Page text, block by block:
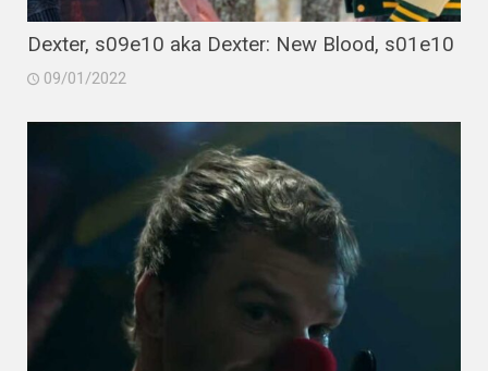
Dexter, s09e10 aka Dexter: New Blood, s01e10
09/01/2022